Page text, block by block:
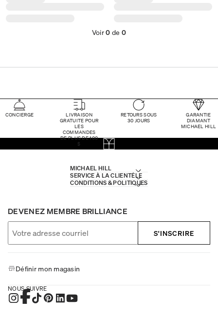
Voir0 de 0
CONCIERGE
LIVRAISON
GRATUITE POUR
LES
COMMANDES
DE PLUS DE 100
$
RETOURS SOUS
30 JOURS
GARANTIE
DIAMANT
MICHAEL HILL
MICHAEL HILL
SERVICE À LA CLIENTÈLE
CONDITIONS & POLITIQUES
DEVENEZ MEMBRE BRILLIANCE
S'INSCRIRE
Définir mon magasin
NOUS SUIVRE